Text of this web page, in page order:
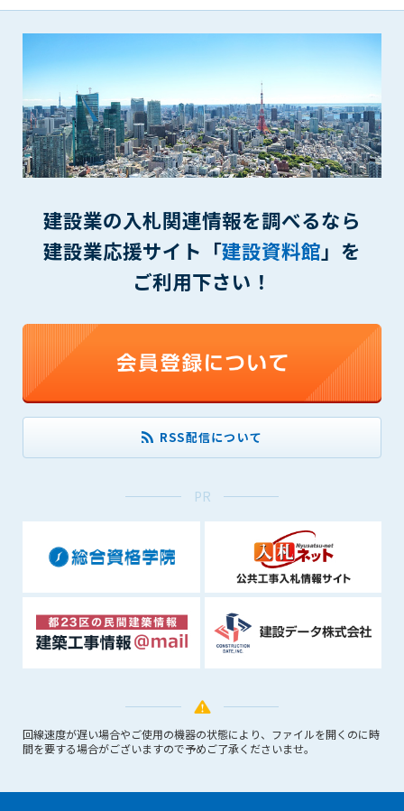
建設業の入札関連情報を調べるなら
建設業応援サイト「建設資料館」を
ご利用下さい！
RSS配信について
PR
回線速度が遅い場合やご使用の機器の状態により、ファイルを開くのに時
間を要する場合がございますので予めご了承くださいませ。
被った損害について管理者は､一切の責任をも負わないものと
します。
第9条（会員の個人情報）
会員の氏名、住所、性別、年齢、メールアドレスその他本サー
ビスの提供に関連して管理者が知り得た会員の個人情報（以下
個人情報といいます）について、管理者は、以下の各号に該当
する場合を除き、第三者に開示または提供しないものとしま
(2) 個々の会員を特定できない統計的な処理をした形式で第三
者に提供する場合
(3) 第三者および管理者の権利、財産、安全等を保護するため
に必要であると管理者が判断した場合
第10条（免責事項）
管理者は、会員が登録した内容が以下に該当する、またはその
恐れのあるものは、会員の承諾なく削除できるものとします。
等（プログラムを含みます）について、その完全性、正確性
いものとします。
のとし、会員による本サービスの利用に関連し、第三者から
問合せ、クレーム、請求等がなされまたは訴訟が提起された
場合、当該会員は、自らの費用と責任においてこれを解決す
るものとし、管理者を一切免責するものとします。
3. 本サービスにおいて掲載されている広告等によって行われる
取引に起因する損害及び広告等が掲載されたこと自体に起因
する損害については一切責任を負いません。
停電や天災等の不可抗力、または保守・点検・加入者の利便性
向上のための設備工事等の為に本サービスの運用を停止するこ
とがあります。運用停止については事前に建設資料館WEB上で